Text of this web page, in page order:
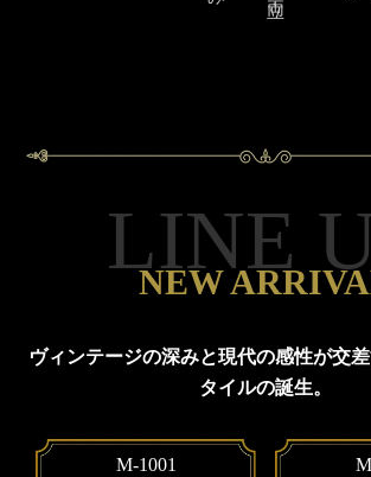
LINE
NEW
ヴィンテージの深みと現代の感性が交差
タイルの誕生。
M-1001